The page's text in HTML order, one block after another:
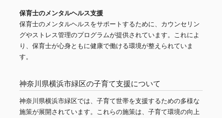
保育士のメンタルヘルス支援
保育士のメンタルヘルスをサポートするために、カウンセリン
グやストレス管理のプログラムが提供されています。これによ
り、保育士が心身ともに健康で働ける環境が整えられていま
す。
神奈川県横浜市緑区の子育て支援について
神奈川県横浜市緑区では、子育て世帯を支援するための多様な
施策が展開されています。これらの施策は、子育て環境の向上